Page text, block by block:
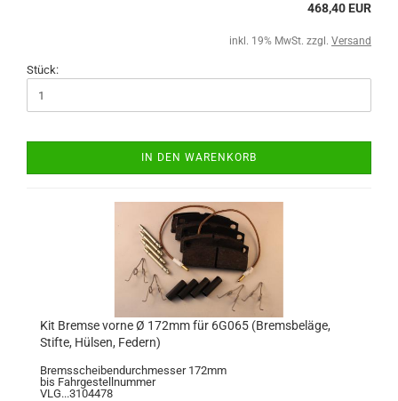
468,40 EUR
inkl. 19% MwSt. zzgl. Versand
Stück:
IN DEN WARENKORB
Kit Bremse vorne Ø 172mm für 6G065 (Bremsbeläge,
Stifte, Hülsen, Federn)
Bremsscheibendurchmesser 172mm
bis Fahrgestellnummer
VLG...3104478